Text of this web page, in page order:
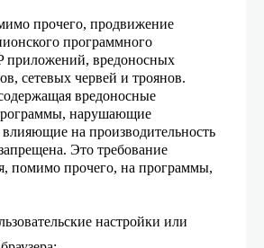
прочего, продвижение
программного
приложений, вредоносных
сетевых червей и троянов.
вредоносные
нарушающие
влияющие на производительность
Это требование
помимо прочего, на программы,
настройки или